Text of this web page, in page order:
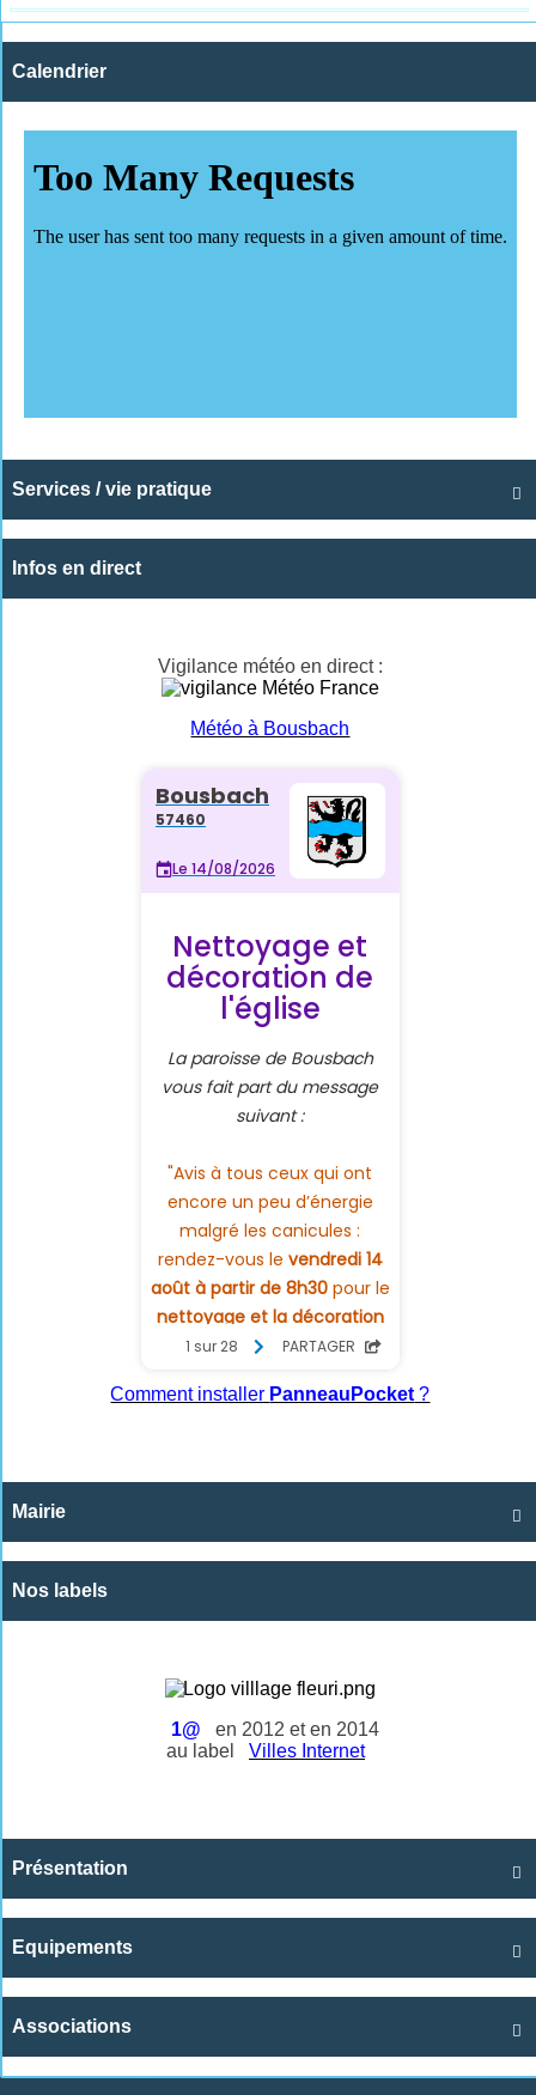
Calendrier

Services / vie pratique
Infos en direct
Vigilance météo en direct :
Météo à Bousbach
Comment installer PanneauPocket ?

Mairie
Nos labels
1@
en 2012 et en 2014
au label
Villes Internet

Présentation

Equipements

Associations